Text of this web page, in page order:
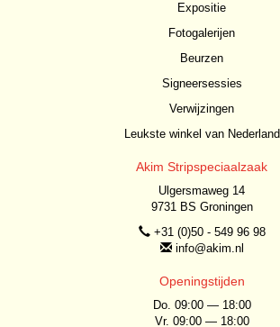
Expositie
Fotogalerijen
Beurzen
Signeersessies
Verwijzingen
Leukste winkel van Nederland
Akim Stripspeciaalzaak
Ulgersmaweg 14
9731 BS Groningen
+31 (0)50 - 549 96 98
info@akim.nl
Openingstijden
Do. 09:00 — 18:00
Vr. 09:00 — 18:00